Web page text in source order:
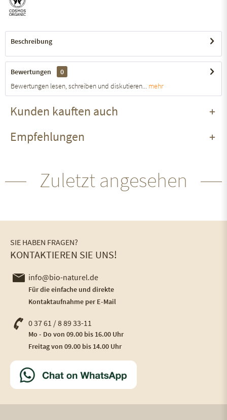
Beschreibung
Bewertungen
0
Bewertungen lesen, schreiben und diskutieren... mehr
Kunden kauften auch
Empfehlungen
Zuletzt angesehen
SIE HABEN FRAGEN?
KONTAKTIEREN SIE UNS!
info@bio-naturel.de
Für die einfache und direkte
Kontaktaufnahme per E-Mail
0 37 61 / 8 89 33-11
Mo - Do von 09.00 bis 16.00 Uhr
Freitag von 09.00 bis 14.00 Uhr